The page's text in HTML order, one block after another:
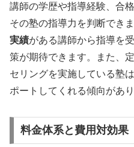
講師の学歴や指導経験、合
その塾の指導力を判断できま
実績がある講師から指導を
策が期待できます。また、
セリングを実施している塾
ポートしてくれる傾向があり
料金体系と費用対効果